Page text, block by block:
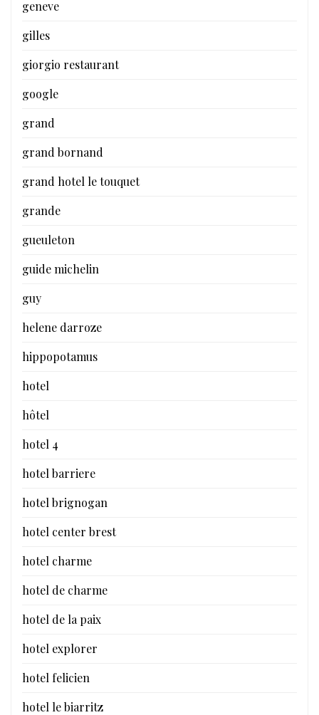
geneve
gilles
giorgio restaurant
google
grand
grand bornand
grand hotel le touquet
grande
gueuleton
guide michelin
guy
helene darroze
hippopotamus
hotel
hôtel
hotel 4
hotel barriere
hotel brignogan
hotel center brest
hotel charme
hotel de charme
hotel de la paix
hotel explorer
hotel felicien
hotel le biarritz